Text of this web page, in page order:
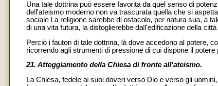
Una tale dottrina può essere favorita da quel senso di
dell'ateismo moderno non va trascurata quella che si
sociale La religione sarebbe di ostacolo, per natura sua, a
di una vita futura, la distoglierebbe dall'edificazione della
Perciò i fautori di tale dottrina, là dove accedono al potere,
ricorrendo agli strumenti di pressione di cui dispone il
21. Atteggiamento della Chiesa di fronte all'ateismo.
La Chiesa, fedele ai suoi doveri verso Dio e verso gli